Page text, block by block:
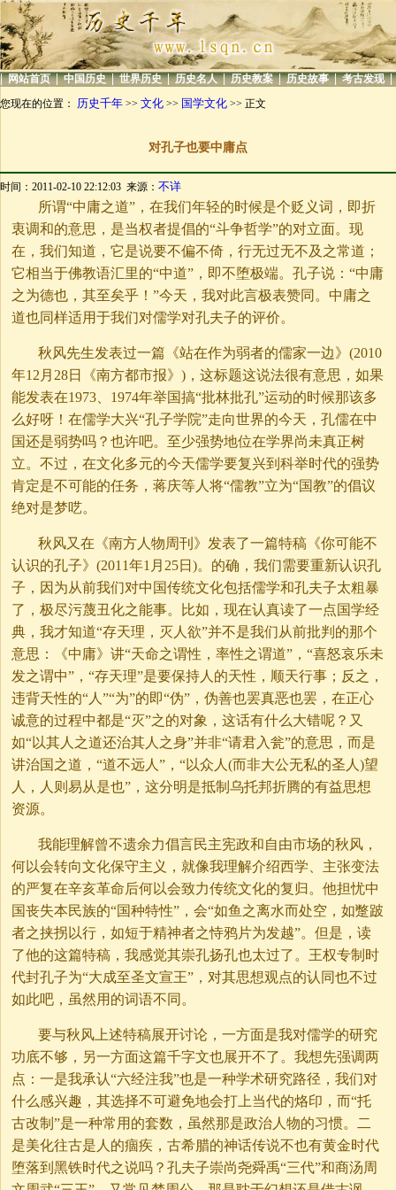
| 网站首页 | 中国历史 | 世界历史 | 历史名人 | 历史教案 | 历史故事 | 考古发现 |
您现在的位置： 历史千年 >> 文化 >> 国学文化 >> 正文
对孔子也要中庸点
时间：2011-02-10 22:12:03 来源： 不详
所谓“中庸之道”，在我们年轻的时候是个贬义词，即折
衷调和的意思，是当权者提倡的“斗争哲学”的对立面。现
在，我们知道，它是说要不偏不倚，行无过无不及之常道；
它相当于佛教语汇里的“中道”，即不堕极端。孔子说：“中庸
之为德也，其至矣乎！”今天，我对此言极表赞同。中庸之
道也同样适用于我们对儒学对孔夫子的评价。
秋风先生发表过一篇《站在作为弱者的儒家一边》(2010
年12月28日《南方都市报》)，这标题这说法很有意思，如果
能发表在1973、1974年举国搞“批林批孔”运动的时候那该多
么好呀！在儒学大兴“孔子学院”走向世界的今天，孔儒在中
国还是弱势吗？也许吧。至少强势地位在学界尚未真正树
立。不过，在文化多元的今天儒学要复兴到科举时代的强势
肯定是不可能的任务，蒋庆等人将“儒教”立为“国教”的倡议
绝对是梦呓。
秋风又在《南方人物周刊》发表了一篇特稿《你可能不
认识的孔子》(2011年1月25日)。的确，我们需要重新认识孔
子，因为从前我们对中国传统文化包括儒学和孔夫子太粗暴
了，极尽污蔑丑化之能事。比如，现在认真读了一点国学经
典，我才知道“存天理，灭人欲”并不是我们从前批判的那个
意思：《中庸》讲“天命之谓性，率性之谓道”，“喜怒哀乐未
发之谓中”，“存天理”是要保持人的天性，顺天行事；反之，
违背天性的“人”“为”的即“伪”，伪善也罢真恶也罢，在正心
诚意的过程中都是“灭”之的对象，这话有什么大错呢？又
如“以其人之道还治其人之身”并非“请君入瓮”的意思，而是
讲治国之道，“道不远人”，“以众人(而非大公无私的圣人)望
人，人则易从是也”，这分明是抵制乌托邦折腾的有益思想
资源。
我能理解曾不遗余力倡言民主宪政和自由市场的秋风，
何以会转向文化保守主义，就像我理解介绍西学、主张变法
的严复在辛亥革命后何以会致力传统文化的复归。他担忧中
国丧失本民族的“国种特性”，会“如鱼之离水而处空，如蹩跛
者之挟拐以行，如短于精神者之恃鸦片为发越”。但是，读
了他的这篇特稿，我感觉其崇孔扬孔也太过了。王权专制时
代封孔子为“大成至圣文宣王”，对其思想观点的认同也不过
如此吧，虽然用的词语不同。
要与秋风上述特稿展开讨论，一方面是我对儒学的研究
功底不够，另一方面这篇千字文也展开不了。我想先强调两
点：一是我承认“六经注我”也是一种学术研究路径，我们对
什么感兴趣，其选择不可避免地会打上当代的烙印，而“托
古改制”是一种常用的套数，虽然那是政治人物的习惯。二
是美化往古是人的痼疾，古希腊的神话传说不也有黄金时代
堕落到黑铁时代之说吗？孔夫子崇尚尧舜禹“三代”和商汤周